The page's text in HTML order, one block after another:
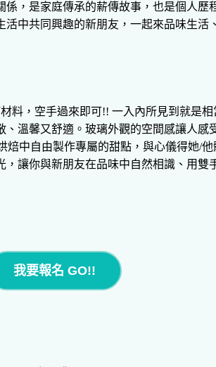
，是家庭傳承的薪傳故事，也是個人歷
中共同興趣的新朋友，一起來品味生活
料，空手過來即可!! 一入內所見到就是
溫馨又舒適。玻璃外觀的空間感讓人感
中自由製作專屬的甜點，與心儀得她/
讓你與新朋友在品味中自然相識、用雙
我要報名 GO!!